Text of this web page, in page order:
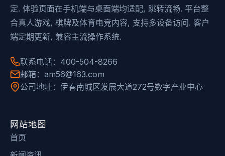
定. 体验页面在手机端与桌面端均适配, 跳转流畅. 平台整
合真人游戏, 棋牌及体育电竞内容, 支持多设备访问. 客户
端定期更新, 兼容主流操作系统.
联系电话：400-504-8266
邮箱：am56@163.com
公司地址：伊春南城区发展大道272号数字产业中心
网站地图
首页